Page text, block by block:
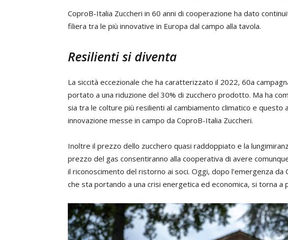
CoproB-Italia Zuccheri in 60 anni di cooperazione ha dato
filiera tra le più innovative in Europa dal campo alla tavola.
Resilienti si diventa
La siccità eccezionale che ha caratterizzato il 2022, 60a
portato a una riduzione del 30% di zucchero prodotto. Ma ha
sia tra le colture più resilienti al cambiamento climatico e questo
innovazione messe in campo da CoproB-Italia Zuccheri.
Inoltre il prezzo dello zucchero quasi raddoppiato e la
prezzo del gas consentiranno alla cooperativa di avere
il riconoscimento del ristorno ai soci. Oggi, dopo l’emergenza da
che sta portando a una crisi energetica ed economica, si torna a